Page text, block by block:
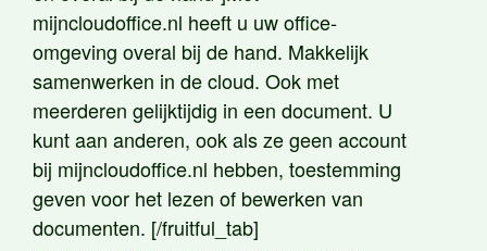
mijncloudoffice.nl heeft u uw office-
omgeving overal bij de hand. Makkelijk
samenwerken in de cloud. Ook met
meerderen gelijktijdig in een document. U
kunt aan anderen, ook als ze geen account
bij mijncloudoffice.nl hebben, toestemming
geven voor het lezen of bewerken van
documenten. [/fruitful_tab]